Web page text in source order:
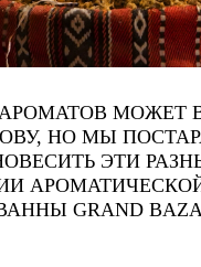
МОЖЕТ
НО МЫ
ЭТИ
GRAND